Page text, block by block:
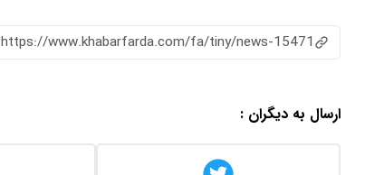
https://www.khabarfarda.com/fa/tiny/news-15471
ارسال به دیگران :